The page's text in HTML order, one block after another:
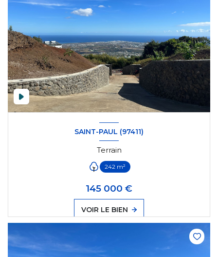
SAINT-PAUL (97411)
Terrain
242 m²
145 000 €
VOIR LE BIEN